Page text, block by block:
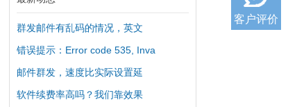
群发邮件有乱码的情况，英文
错误提示：Error code 535, Inva
邮件群发，速度比实际设置延
软件续费率高吗？我们靠效果
客户评价